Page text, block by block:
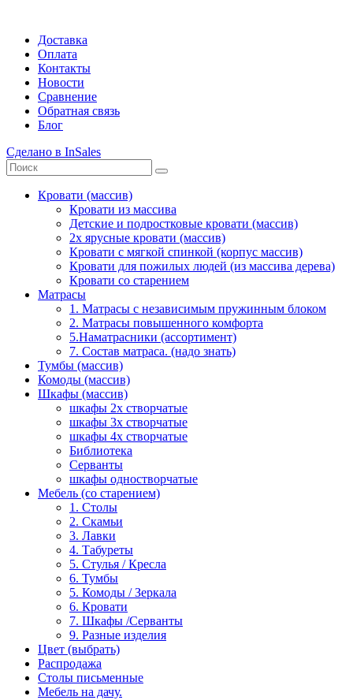
Доставка
Оплата
Контакты
Новости
Сравнение
Обратная связь
Блог
Сделано в InSales
Кровати (массив)
Кровати из массива
Детские и подростковые кровати (массив)
2х ярусные кровати (массив)
Кровати с мягкой спинкой (корпус массив)
Кровати для пожилых людей (из массива дерева)
Кровати со старением
Матрасы
1. Матрасы с независимым пружинным блоком
2. Матрасы повышенного комфорта
5.Наматрасники (ассортимент)
7. Состав матраса. (надо знать)
Тумбы (массив)
Комоды (массив)
Шкафы (массив)
шкафы 2х створчатые
шкафы 3х створчатые
шкафы 4х створчатые
Библиотека
Серванты
шкафы одностворчатые
Мебель (со старением)
1. Столы
2. Скамьи
3. Лавки
4. Табуреты
5. Стулья / Кресла
6. Тумбы
5. Комоды / Зеркала
6. Кровати
7. Шкафы /Серванты
9. Разные изделия
Цвет (выбрать)
Распродажа
Столы письменные
Мебель на дачу.